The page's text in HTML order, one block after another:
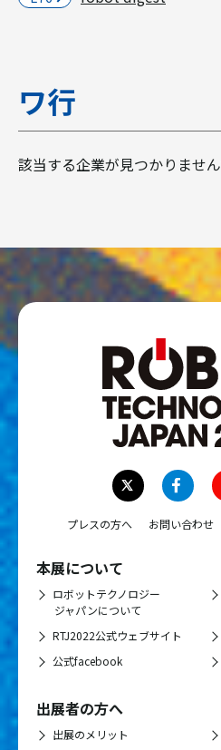
ワ行
該当する企業が見つかりません
プレスの方へ お問い合わせ
本展について
ロボットテクノロジー
ジャパンについて
RTJ2022公式ウェブサイト
公式facebook
出展者の方へ
出展のメリット